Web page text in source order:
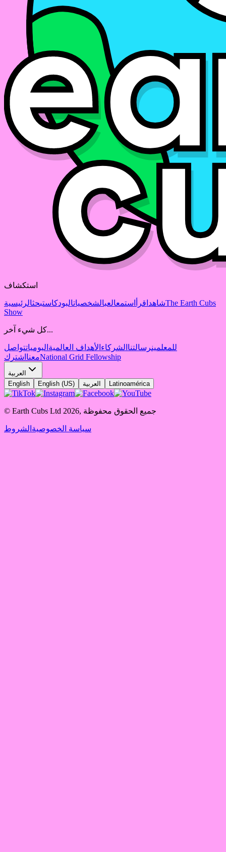
استكشاف
شاهد اقرأ استمعالعبالشخصياتالبودكاستبحثالرئيسية
The Earth Cubs
Show
كل شيء آخر...
للمعلمينرسالتنا الشركاء الأهداف العالمية اليومياتتواصل
معنا اشترك National Grid Fellowship
العربية
English
English (US) العربية Latinoamérica
© Earth Cubs Ltd 2026, جميع الحقوق محفوظة
سياسة الخصوصية الشروط